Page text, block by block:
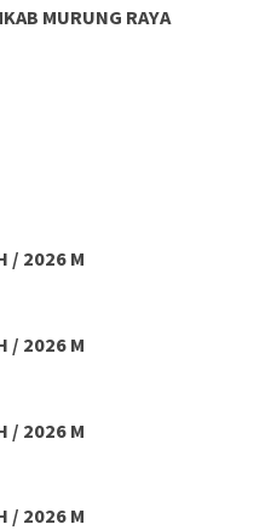
MURUNG RAYA
/ 2026 M
/ 2026 M
/ 2026 M
/ 2026 M